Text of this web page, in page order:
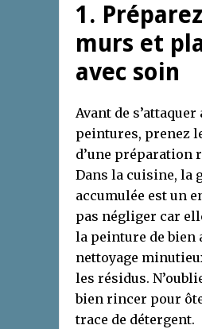
1.
murs et
avec soin
Avant de s’attaquer
peintures, prenez
d’une préparation
Dans la cuisine, la
accumulée est un
pas négliger car
la peinture de bien
nettoyage
les résidus.
bien rincer pour
trace de détergent.